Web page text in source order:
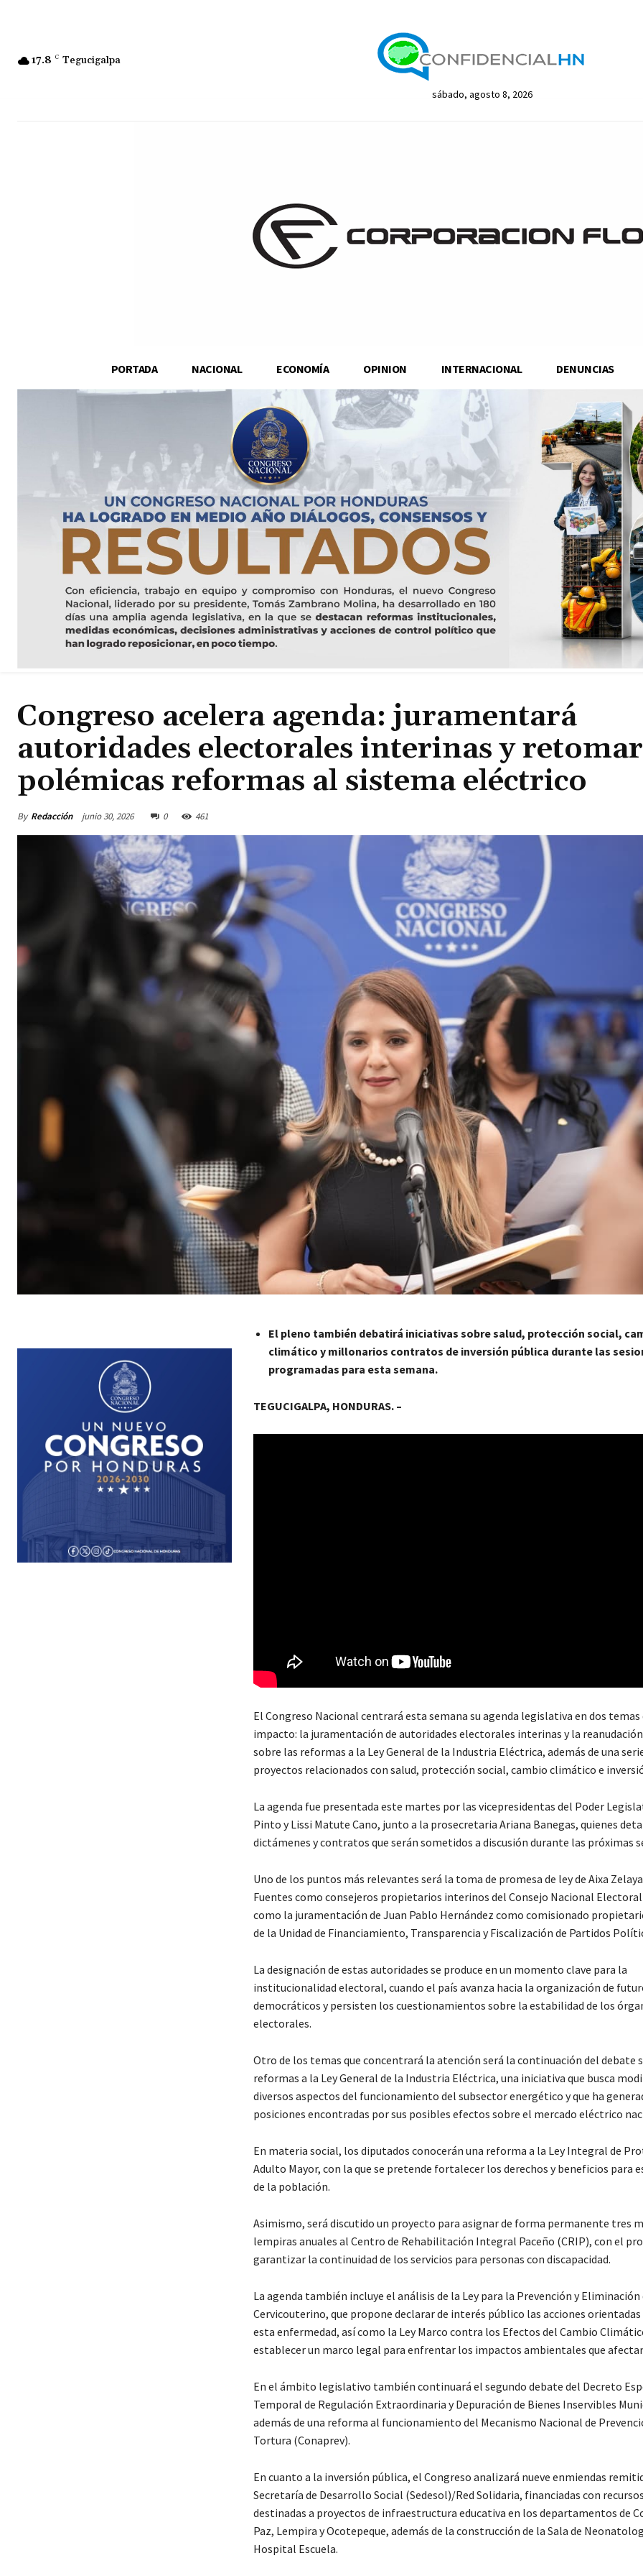
17.8 C Tegucigalpa
sábado, agosto 8, 2026
PORTADA NACIONAL ECONOMÍA OPINION INTERNACIONAL DENUNCIAS
Congreso acelera agenda: juramentará
autoridades electorales interinas y
polémicas reformas al sistema eléctrico
By Redacción junio 30, 2026 0 461
El pleno también debatirá iniciativas sobre salud, protección social,
climático y millonarios contratos de inversión pública durante las
programadas para esta semana.
TEGUCIGALPA, HONDURAS. –
El Congreso Nacional centrará esta semana su agenda legislativa en dos
impacto: la juramentación de autoridades electorales interinas y la
sobre las reformas a la Ley General de la Industria Eléctrica, además de una
proyectos relacionados con salud, protección social, cambio climático e
La agenda fue presentada este martes por las vicepresidentas del Poder
Pinto y Lissi Matute Cano, junto a la prosecretaria Ariana Banegas, quienes
dictámenes y contratos que serán sometidos a discusión durante las próximas
Uno de los puntos más relevantes será la toma de promesa de ley de Aixa
Fuentes como consejeros propietarios interinos del Consejo Nacional Electoral
como la juramentación de Juan Pablo Hernández como comisionado
de la Unidad de Financiamiento, Transparencia y Fiscalización de Partidos
La designación de estas autoridades se produce en un momento clave para la
institucionalidad electoral, cuando el país avanza hacia la organización de
democráticos y persisten los cuestionamientos sobre la estabilidad de los
electorales.
Otro de los temas que concentrará la atención será la continuación del debate
reformas a la Ley General de la Industria Eléctrica, una iniciativa que busca
diversos aspectos del funcionamiento del subsector energético y que ha
posiciones encontradas por sus posibles efectos sobre el mercado eléctrico
En materia social, los diputados conocerán una reforma a la Ley Integral de
Adulto Mayor, con la que se pretende fortalecer los derechos y beneficios para
de la población.
Asimismo, será discutido un proyecto para asignar de forma permanente tres
lempiras anuales al Centro de Rehabilitación Integral Paceño (CRIP), con el
garantizar la continuidad de los servicios para personas con discapacidad.
La agenda también incluye el análisis de la Ley para la Prevención y Eliminación
Cervicouterino, que propone declarar de interés público las acciones
esta enfermedad, así como la Ley Marco contra los Efectos del Cambio
establecer un marco legal para enfrentar los impactos ambientales que
En el ámbito legislativo también continuará el segundo debate del Decreto
Temporal de Regulación Extraordinaria y Depuración de Bienes Inservibles
además de una reforma al funcionamiento del Mecanismo Nacional de
Tortura (Conaprev).
En cuanto a la inversión pública, el Congreso analizará nueve enmiendas
Secretaría de Desarrollo Social (Sedesol)/Red Solidaria, financiadas con
destinadas a proyectos de infraestructura educativa en los departamentos de
Paz, Lempira y Ocotepeque, además de la construcción de la Sala de
Hospital Escuela.